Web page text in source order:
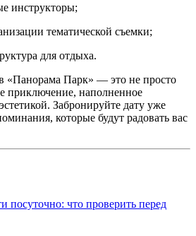
инструкторы;
тематической съемки;
для отдыха.
«Панорама Парк» — это не просто
приключение, наполненное
Забронируйте дату уже
которые будут радовать вас
посуточно: что проверить перед